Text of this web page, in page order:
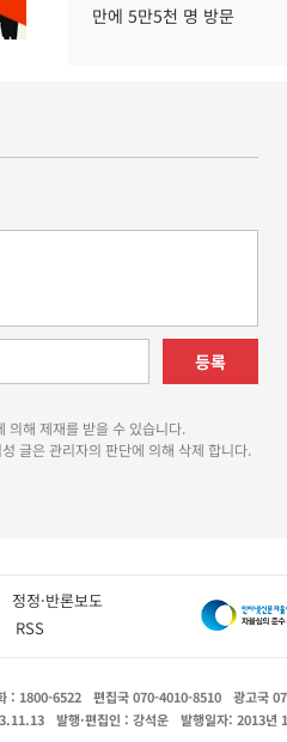
만에 5만5천 명 방문
등록
의해 제재를 받을 수 있습니다.
글은 관리자의 판단에 의해 삭제 합니다.
정정·반론보도
RSS
: 1800-6522 편집국 070-4010-8510
광고국
발행·편집인 : 강석운 발행일자: 2013년